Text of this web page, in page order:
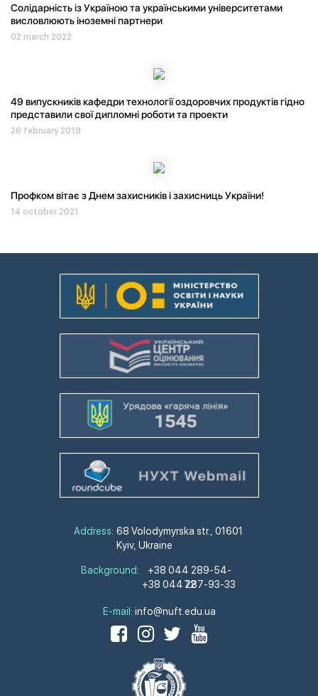
Солідарність із Україною та українськими університетами
висловлюють іноземні партнери
02 march 2022
49 випускників кафедри технології оздоровчих продуктів гідно
представили свої дипломні роботи та проекти
26 february 2019
Профком вітає з Днем захисників і захисниць України!
14 october 2021
Address: 68 Volodymyrska str., 01601
Kyiv, Ukraine
Background:
+38 044 289-54-
72
+38 044 287-93-33
E-mail: info@nuft.edu.ua